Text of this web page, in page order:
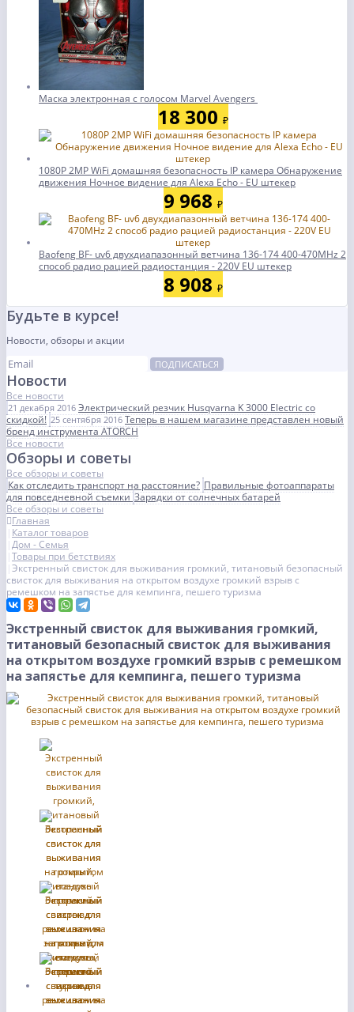
Маска электронная с голосом Marvel Avengers
18 300 ₽
1080P 2MP WiFi домашняя безопасность IP камера Обнаружение
движения Ночное видение для Alexa Echo - EU штекер
9 968 ₽
Baofeng BF- uv6 двухдиапазонный ветчина 136-174 400-470MHz 2
способ радио рацией радиостанция - 220V EU штекер
8 908 ₽
Будьте в курсе!
Новости, обзоры и акции
ПОДПИСАТЬСЯ
Новости
Все новости
21 декабря 2016 Электрический резчик Husqvarna K 3000 Electric со
скидкой! 25 сентября 2016 Теперь в нашем магазине представлен новый
бренд инструмента ATORCH
Все новости
Обзоры и советы
Все обзоры и советы
Как отследить транспорт на расстояние? Правильные фотоаппараты
для повседневной съемкиЗарядки от солнечных батарей
Все обзоры и советы
Главная
Каталог товаров
Дом - Семья
Товары при бетствиях
Экстренный свисток для выживания громкий, титановый безопасный
свисток для выживания на открытом воздухе громкий взрыв с
ремешком на запястье для кемпинга, пешего туризма
Экстренный свисток для выживания громкий,
титановый безопасный свисток для выживания
на открытом воздухе громкий взрыв с ремешком
на запястье для кемпинга, пешего туризма